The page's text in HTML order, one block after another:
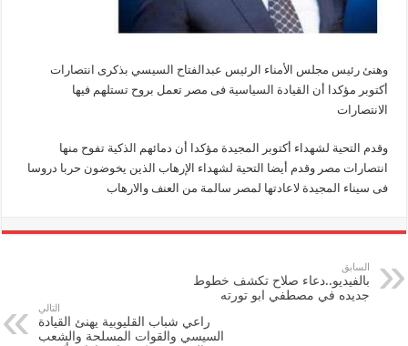
وهنئ رئيس مجلس الأمناء الرئيس عبدالفتاح السيسي بذكرى انتصارات
أكتوبر مؤكدا أن القيادة السياسية فى مصر تعمل بروح تستلهم فيها
الانتصارات
وقدم التحية لشهداء أكتوبر المجيدة مؤكدا أن دمائهم الذكية تفوح منها
انتصارات مصر وقدم أيضا التحية لشهداء الإرهاب الذين يخوضون حربا دروسا
فى سيناء المجيدة لاعادتها لمصر سالمة من العنف والارهاب
السابق
بالفيديو..دعاء صلاح تكشف خطوط
جديده في مصطفي ابو تورته
التالي
راعي شباب القليوبية يهنئ القيادة
السيسي والقوات المسلحة والشعب